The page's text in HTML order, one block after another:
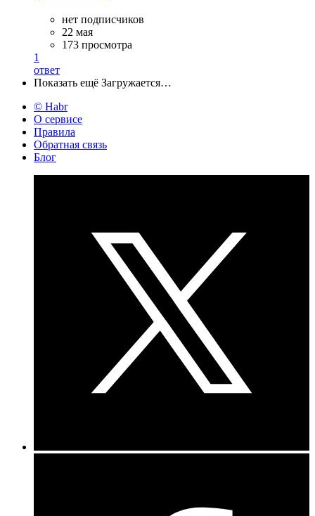
нет подписчиков
22 мая
173 просмотра
1
ответ
Показать ещё Загружается…
© Habr
О сервисе
Правила
Обратная связь
Блог